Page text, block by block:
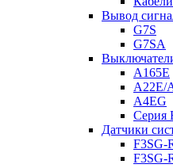
Вывод
G7S
G7SA
A165E
A22E/
A4EG
Серия
Датчики
F3SG-
F3SG-